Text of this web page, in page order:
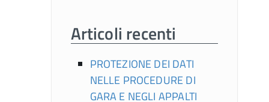
Articoli recenti
PROTEZIONE DEI DATI
NELLE PROCEDURE DI
GARA E NEGLI APPALTI